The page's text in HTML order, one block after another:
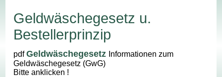
Geldwäschegesetz u.
Bestellerprinzip
pdfGeldwäschegesetz Informationen zum
Geldwäschegesetz (GwG)
Bitte anklicken !